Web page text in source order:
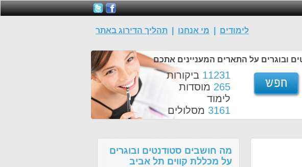
לימודים מי אנחנו תהליך הדירוג באתר
ובוגרים על התארים המעניינים אתכם
11231 ביקורות
265 מוסדות
לימוד
3161 מסלולים
מה חושבים סטודנטים ובוגרים
על מכללת קווים תל אביב